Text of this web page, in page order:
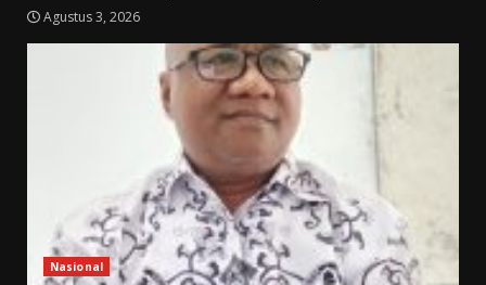
Agustus 3, 2026
Nasional